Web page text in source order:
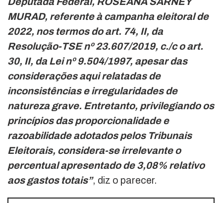
MURAD, referente à campanha eleitoral de
2022, nos termos do art. 74, II, da
Resolução-TSE nº 23.607/2019, c./c o art.
30, II, da Lei nº 9.504/1997, apesar das
considerações aqui relatadas de
inconsistências e irregularidades de
natureza grave. Entretanto, privilegiando os
princípios das proporcionalidade e
razoabilidade adotados pelos Tribunais
Eleitorais, considera-se irrelevante o
percentual apresentado de 3,08% relativo
aos gastos totais”, diz o parecer.